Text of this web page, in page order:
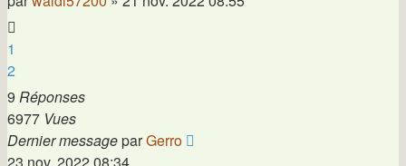
1
2
9 Réponses
6977 Vues
Dernier messageparGerro